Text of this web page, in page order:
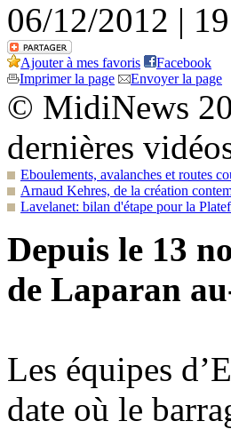
06/12/2012 |
Ajouter à mes favoris
Facebook
Imprimer la page
Envoyer la page
© MidiNews
dernières
Eboulements, avalanches et routes
Arnaud Kehres, de la création
Lavelanet: bilan d'étape pour la
Depuis le 13
de Laparan
Les équipes
date où le